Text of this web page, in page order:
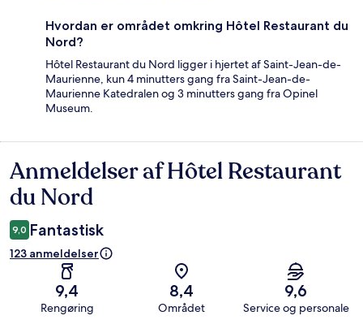
Hvordan er området omkring Hôtel Restaurant du
Nord?
Hôtel Restaurant du Nord ligger i hjertet af Saint-Jean-de-
Maurienne, kun 4 minutters gang fra Saint-Jean-de-
Maurienne Katedralen og 3 minutters gang fra Opinel
Museum.
Anmeldelser
Anmeldelser af Hôtel Restaurant
du Nord
9,0 Fantastisk
123 anmeldelser
9,4
Rengøring
8,4
Området
9,6
Service og personale